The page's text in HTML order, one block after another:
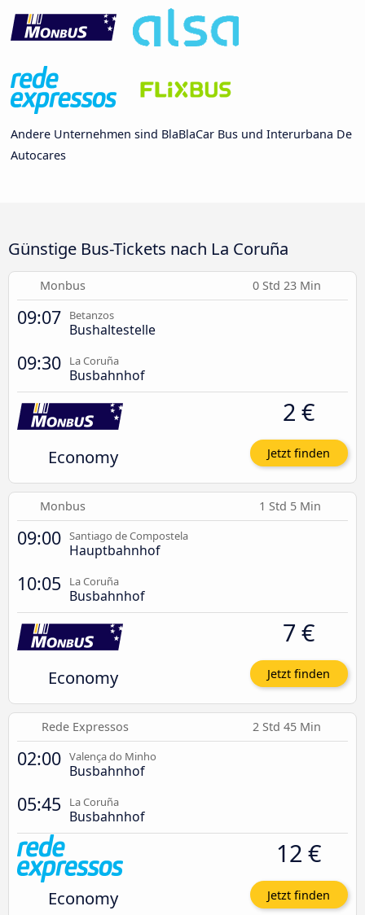
Andere Unternehmen sind BlaBlaCar Bus und Interurbana De
Autocares
Günstige Bus-Tickets nach La Coruña
Monbus 0 Std 23 Min
09:07 Betanzos
Bushaltestelle
09:30 La Coruña
Busbahnhof
Economy
2 €
Jetzt finden
Monbus 1 Std 5 Min
09:00 Santiago de Compostela
Hauptbahnhof
10:05 La Coruña
Busbahnhof
Economy
7 €
Jetzt finden
Rede Expressos 2 Std 45 Min
02:00 Valença do Minho
Busbahnhof
05:45 La Coruña
Busbahnhof
Economy
12 €
Jetzt finden